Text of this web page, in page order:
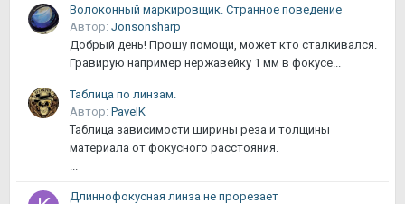
Волоконный маркировщик. Странное поведение
Автор: Jonsonsharp
Добрый день! Прошу помощи, может кто сталкивался.
Гравирую например нержавейку 1 мм в фокусе...
Таблица по линзам.
Автор: PavelK
Таблица зависимости ширины реза и толщины
материала от фокусного расстояния.
Длиннофокусная линза не прорезает